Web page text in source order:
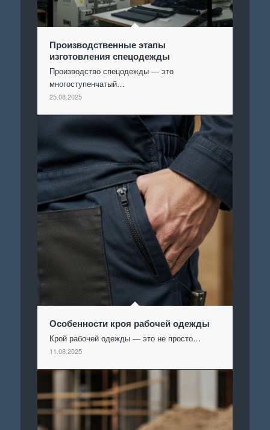
Производственные этапы
изготовления спецодежды
Производство спецодежды — это
многоступенчатый…
25.08.2025
Особенности кроя рабочей одежды
Крой рабочей одежды — это не просто…
11.08.2025